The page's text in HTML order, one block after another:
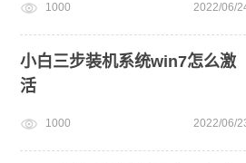
1000 2022/06/
小白三步装机系统win7怎么激
活
1000 2022/06/